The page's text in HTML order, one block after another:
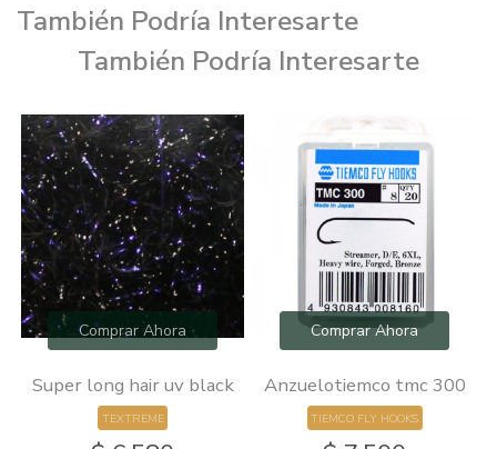
También Podría Interesarte
También Podría Interesarte
Comprar Ahora
Super long hair uv black
TEXTREME
Comprar Ahora
Anzuelotiemco tmc 300
TIEMCO FLY HOOKS